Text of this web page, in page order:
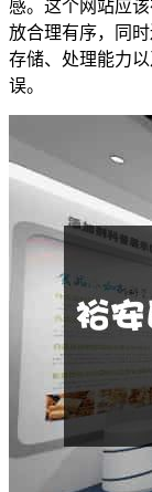
感。这个网站应
放合理有序，同
存储、处理能力
误。